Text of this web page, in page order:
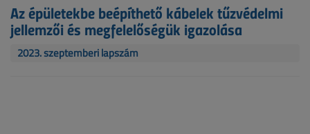
Az épületekbe beépíthető kábelek tűzvédelmi
jellemzői és megfelelőségük igazolása
2023. szeptemberi lapszám